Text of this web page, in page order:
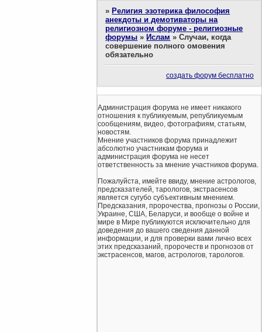
» Религия эзотерика философия
анекдоты и демотиваторы на
религиозном форуме - религиозные
форумы » Ислам »Случаи, когда
совершение полного омовения
обязательно
создать форум бесплатно
Администрация форума не имеет никакого
отношения к публикуемым, републикуемым
сообщениям, видео, фотографиям, статьям,
новостям.
Мнение участников форума принадлежит
абсолютно участникам форума и
администрация форума не несет
ответственность за мнение участников форума.
Пожалуйста, имейте ввиду, мнение астрологов,
предсказателей, тарологов, экстрасенсов
является сугубо субъективным мнением.
Предсказания, пророчества, прогнозы о России,
Украине, США, Беларуси, и вообще о войне и
мире в Мире публикуются исключительно для
доведения до вашего сведения данной
информации, и для проверки вами лично всех
этих предсказаний, пророчеств и прогнозов от
экстрасенсов, магов, астрологов, тарологов.